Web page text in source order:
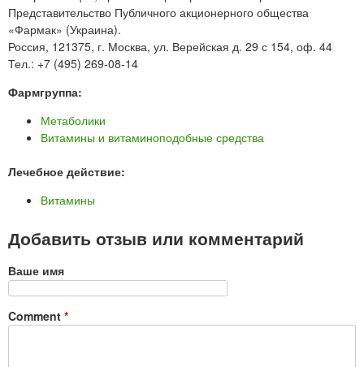
Представительство Публичного акционерного общества
«Фармак» (Украина).
Россия, 121375, г. Москва, ул. Верейская д. 29 с 154, оф. 44
Тел.: +7 (495) 269-08-14
Фармгруппа:
Метаболики
Витамины и витаминоподобные средства
Лечебное действие:
Витамины
Добавить отзыв или комментарий
Ваше имя
Comment *